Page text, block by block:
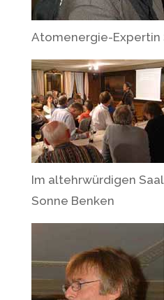
Atomenergie-Expertin
Im altehrwürdigen
Sonne Benken